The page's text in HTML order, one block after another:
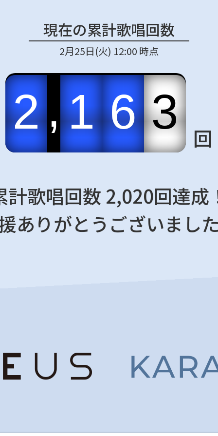
現在の累計歌唱回数
2月25日(火) 12:00 時点
2 , 1 6 3 回
計歌唱回数 2,020回達成
ありがとうございまし